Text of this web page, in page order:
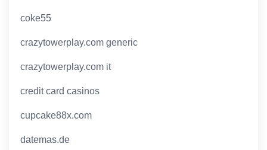
coke55
crazytowerplay.com generic
crazytowerplay.com it
credit card casinos
cupcake88x.com
datemas.de